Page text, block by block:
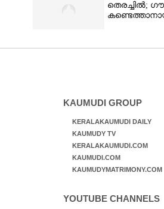
തെരച്ചിൽ;
KAUMUDI GROUP
KERALAKAUMUDI DAILY
KAUMUDY TV
KERALAKAUMUDI.COM
KAUMUDI.COM
KAUMUDYMATRIMONY.COM
YOUTUBE CHANNELS